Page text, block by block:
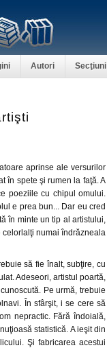
Autori Secţiuni
aprinse ale versurilor
în spete şi rumen la faţă. A
poeziile cu chipul omului.
e prea bun... Dar eu cred
în minte un tip al artistului,
celorlalţi numai îndrăzneala
să fie înalt, subţire, cu
Adeseori, artistul poartă,
Pe urmă, trebuie
În sfârşit, i se cere să
nepractic. Fără îndoială,
statistică. A ieşit din
Şi fabricarea acestui